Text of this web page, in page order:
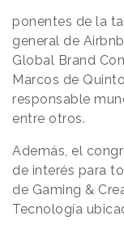
ponentes de la
general de
Global Brand
Marcos de
responsable
entre otros.
Además, el
de interés para
de Gaming &
Tecnología